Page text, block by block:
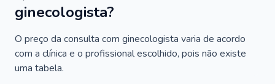
ginecologista?
O preço da consulta com ginecologista varia de acordo
com a clínica e o profissional escolhido, pois não existe
uma tabela.